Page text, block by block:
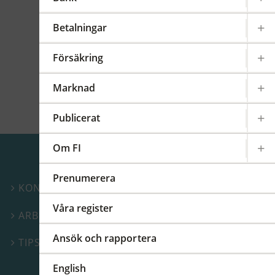
Betalningar
Försäkring
Marknad
Publicerat
Om FI
Prenumerera
Våra register
Ansök och rapportera
English
Dokument
FFFS 2016:34
Beslutspromemoria FFFS 2016:34
 KONTAKTA OSS
 ARBETA PÅ FI
TIPSA FI – GÖR EN ANMÄLAN